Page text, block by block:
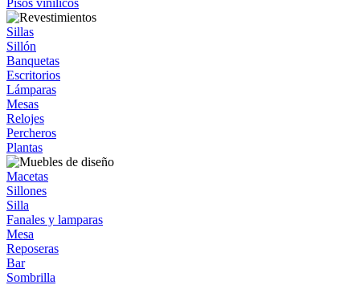
Pisos vinilicos
Sillas
Sillón
Banquetas
Escritorios
Lámparas
Mesas
Relojes
Percheros
Plantas
Macetas
Sillones
Silla
Fanales y lamparas
Mesa
Reposeras
Bar
Sombrilla